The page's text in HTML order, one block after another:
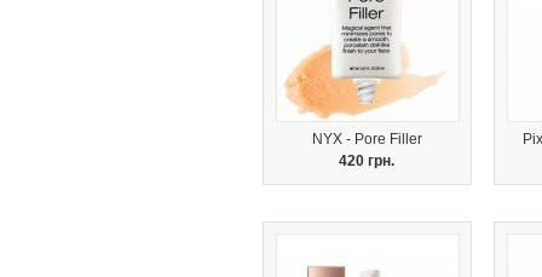
NYX - Pore Filler
420 грн.